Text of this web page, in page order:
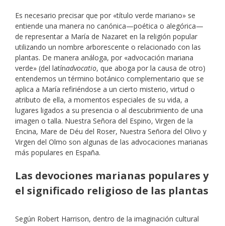
Es necesario precisar que por «título verde mariano» se
entiende una manera no canónica—poética o alegórica—
de representar a María de Nazaret en la religión popular
utilizando un nombre arborescente o relacionado con las
plantas. De manera análoga, por «advocación mariana
verde» (del latínadvocatio, que aboga por la causa de otro)
entendemos un término botánico complementario que se
aplica a María refiriéndose a un cierto misterio, virtud o
atributo de ella, a momentos especiales de su vida, a
lugares ligados a su presencia o al descubrimiento de una
imagen o talla. Nuestra Señora del Espino, Virgen de la
Encina, Mare de Déu del Roser, Nuestra Señora del Olivo y
Virgen del Olmo son algunas de las advocaciones marianas
más populares en España.
Las devociones marianas populares y
el significado religioso de las plantas
Según Robert Harrison, dentro de la imaginación cultural